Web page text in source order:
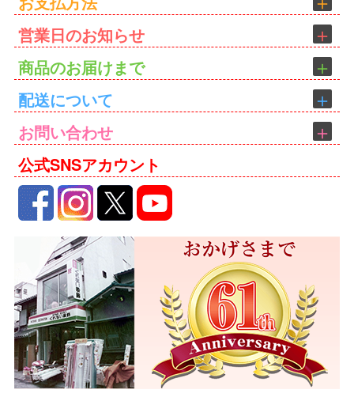
営業日のお知らせ
商品のお届けまで
配送について
お問い合わせ
公式SNSアカウント